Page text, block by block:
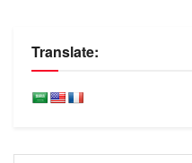
Translate: